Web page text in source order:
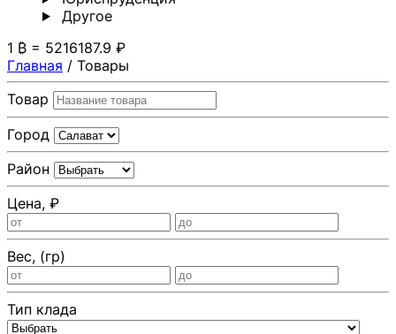
Другoе
1 ₿ = 5216187.9 ₽
Главная / Товары
Товар
Город
Район
Цена, ₽
Вес, (гр)
Тип клада